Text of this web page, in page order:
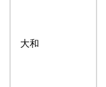
大和